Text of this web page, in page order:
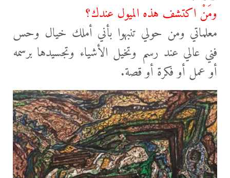
ومَنْ اكتشف هذه الميول عندك؟
معلماتي ومن حولي تنبهوا بأني أملك خيال وحس
فني عالي عند رسم وتخيل الأشياء وتجسيدها برسمه
أو عمل أو فكرة أو قصة.